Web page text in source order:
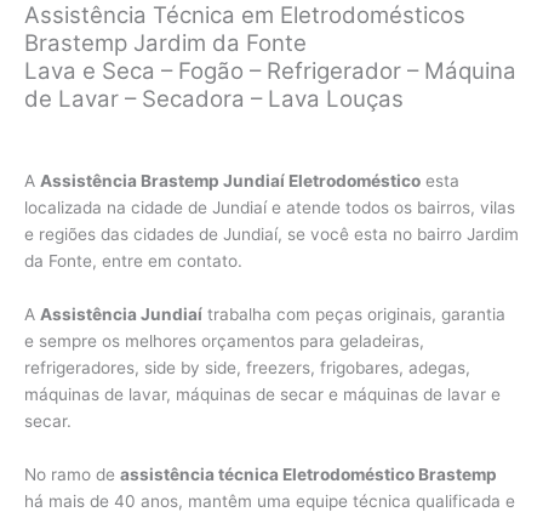
Assistência Técnica em Eletrodomésticos
Brastemp Jardim da Fonte
Lava e Seca – Fogão – Refrigerador – Máquina
de Lavar – Secadora – Lava Louças
A Assistência Brastemp Jundiaí Eletrodoméstico esta
localizada na cidade de Jundiaí e atende todos os bairros, vilas
e regiões das cidades de Jundiaí, se você esta no bairro Jardim
da Fonte, entre em contato.
A Assistência Jundiaí trabalha com peças originais, garantia
e sempre os melhores orçamentos para geladeiras,
refrigeradores, side by side, freezers, frigobares, adegas,
máquinas de lavar, máquinas de secar e máquinas de lavar e
secar.
No ramo de assistência técnica Eletrodoméstico Brastemp
há mais de 40 anos, mantêm uma equipe técnica qualificada e